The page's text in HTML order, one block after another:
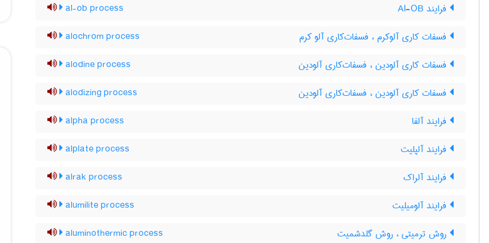
فرایند Al-OB al-ob process
فسفات کاری آلوکرم ، فسفات‌کاری آلو کرم alochrom process
فسفات کاری آلودین ، فسفات‌کاری آلودین alodine process
فسفات کاری آلودین ، فسفات‌کاری آلودین alodizing process
فرایند آلفا alpha process
فرایند آلپلیت alplate process
فرایند آلراک alrak process
فرایند آلومیلیت alumilite process
روش ترمیتی ، روش گلدشمیت aluminothermic process